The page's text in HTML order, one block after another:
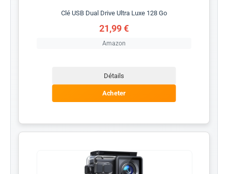
Clé USB Dual Drive Ultra Luxe 128 Go
21,99 €
Amazon
Détails
Acheter